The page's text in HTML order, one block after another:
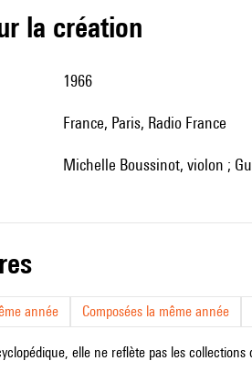
la création
1966
France, Paris, Radio France
Michelle Boussinot, violon ;
année Composées la même année
elle ne reflète pas les